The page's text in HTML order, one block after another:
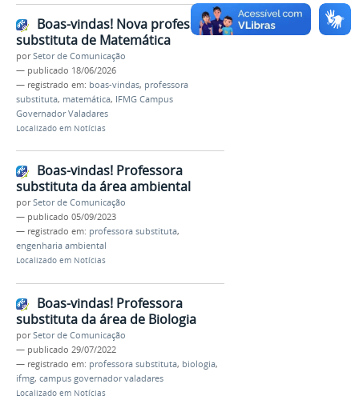
Boas-vindas! Nova professora
substituta de Matemática
porSetor de Comunicação
— publicado 18/06/2026
— registrado em: boas-vindas, professora
substituta, matemática, IFMG Campus
Governador Valadares
Localizado em Notícias
Boas-vindas! Professora
substituta da área ambiental
porSetor de Comunicação
— publicado 05/09/2023
— registrado em: professora substituta,
engenharia ambiental
Localizado em Notícias
Boas-vindas! Professora
substituta da área de Biologia
porSetor de Comunicação
— publicado 29/07/2022
— registrado em: professora substituta, biologia,
ifmg, campus governador valadares
Localizado em Notícias